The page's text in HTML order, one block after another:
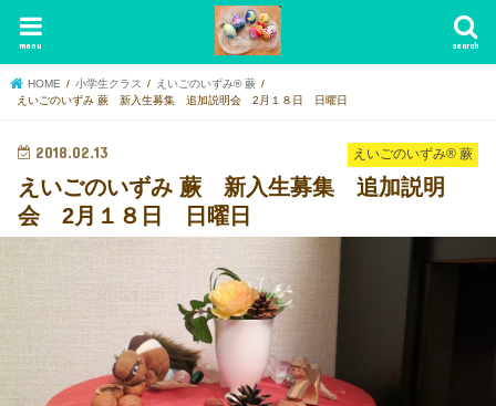
search
menu
HOME 小学生クラス
えいごのいずみ® 蕨
えいごのいずみ 蕨 新入生募集 追加説明会 2月１８日 日曜日
えいごのいずみ® 蕨
2018.02.13
えいごのいずみ 蕨 新入生募集 追加説明
会 2月１８日 日曜日